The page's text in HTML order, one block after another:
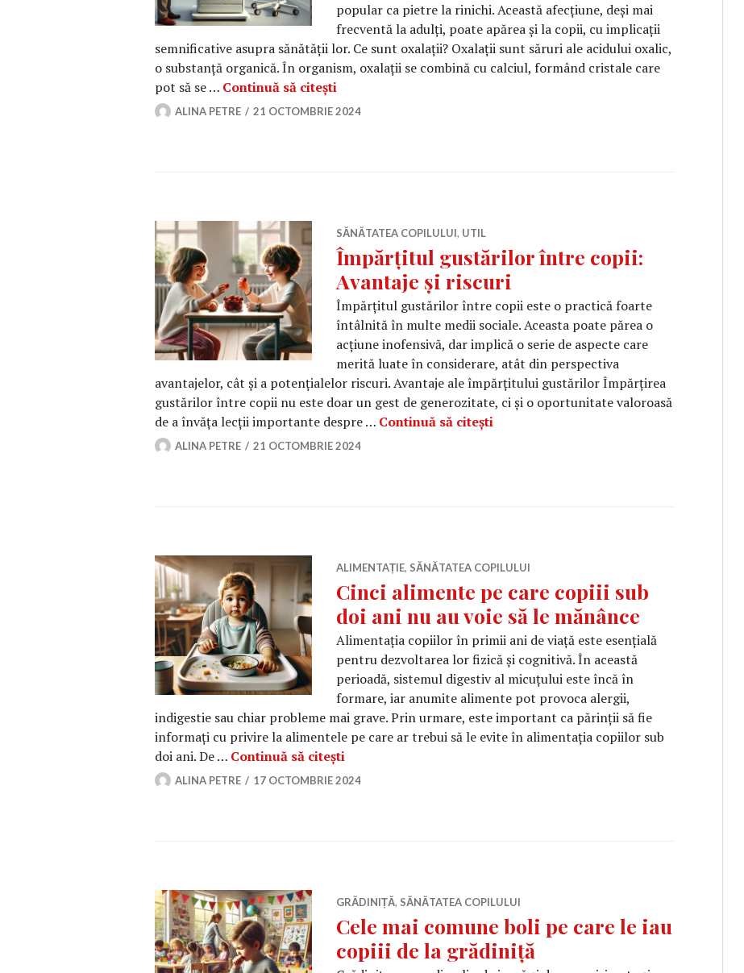
popular ca pietre la rinichi. Această afecțiune, deși mai
frecventă la adulți, poate apărea și la copii, cu implicații
semnificative asupra sănătății lor. Ce sunt oxalații? Oxalații sunt săruri ale acidului oxalic,
o substanță organică. În organism, oxalații se combină cu calciul, formând cristale care
pot să se … Continuă să citești
ALINA PETRE 21 OCTOMBRIE 2024
SĂNĂTATEA COPILULUI, UTIL
Împărțitul gustărilor între copii:
Avantaje și riscuri
Împărțitul gustărilor între copii este o practică foarte
întâlnită în multe medii sociale. Aceasta poate părea o
acțiune inofensivă, dar implică o serie de aspecte care
merită luate în considerare, atât din perspectiva
avantajelor, cât și a potențialelor riscuri. Avantaje ale împărțitului gustărilor Împărțirea
gustărilor între copii nu este doar un gest de generozitate, ci și o oportunitate valoroasă
de a învăța lecții importante despre … Continuă să citești
ALINA PETRE 21 OCTOMBRIE 2024
ALIMENTAȚIE, SĂNĂTATEA COPILULUI
Cinci alimente pe care copiii sub
doi ani nu au voie să le mănânce
Alimentația copiilor în primii ani de viață este esențială
pentru dezvoltarea lor fizică și cognitivă. În această
perioadă, sistemul digestiv al micuțului este încă în
formare, iar anumite alimente pot provoca alergii,
indigestie sau chiar probleme mai grave. Prin urmare, este important ca părinții să fie
informați cu privire la alimentele pe care ar trebui să le evite în alimentația copiilor sub
doi ani. De … Continuă să citești
ALINA PETRE 17 OCTOMBRIE 2024
GRĂDINIȚĂ, SĂNĂTATEA COPILULUI
Cele mai comune boli pe care le iau
copiii de la grădiniță